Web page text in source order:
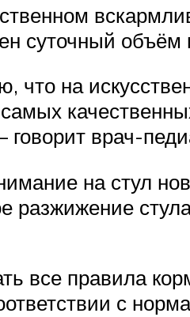
суточный
что на
говорит врач-
на стул
разжижение
все правила
с